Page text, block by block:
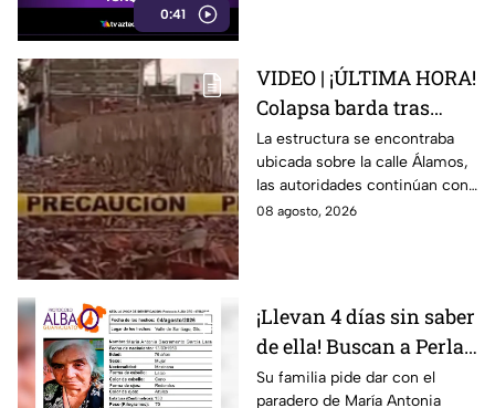
0:41
VIDEO | ¡ÚLTIMA HORA!
Colapsa barda tras
intensa lluvia en León;
¿hay personas
lesionadas?
La estructura se encontraba
ubicada sobre la calle Álamos,
las autoridades continúan con
las investigaciones.
08 agosto, 2026
¡Llevan 4 días sin saber
de ella! Buscan a Perla
Alejandra Martín del
Su familia pide dar con el
paradero de María Antonia